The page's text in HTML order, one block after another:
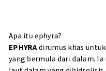
Apa itu ephyra?
EPHYRA dirumus khas
yang bermula dari dalam.